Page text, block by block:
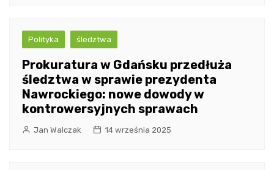
Polityka śledztwa
Prokuratura w Gdańsku przedłuża
śledztwa w sprawie prezydenta
Nawrockiego: nowe dowody w
kontrowersyjnych sprawach
Jan Walczak 14 września 2025